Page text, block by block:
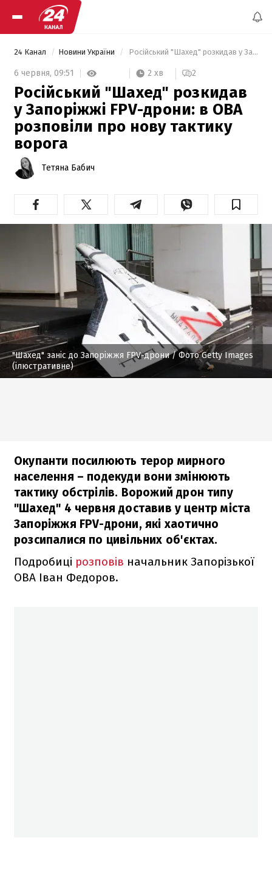
24 Канал Новини України Російський "Шахед" розкидав у Запоріжжі FPV-дрони: в ОВА розповіли про нову тактику ворога
6 червня, 09:51 2 хв 2
Російський "Шахед" розкидав
у Запоріжжі FPV-дрони: в ОВА
розповіли про нову тактику
ворога
Тетяна Бабич
"Шахед" заніс до Запоріжжя FPV-дрони/ Фото Getty Images
(ілюстративне)
Окупанти посилюють терор мирного
населення – подекуди вони змінюють
тактику обстрілів. Ворожий дрон типу
"Шахед" 4 червня доставив у центр міста
Запоріжжя FPV-дрони, які хаотично
розсипалися по цивільних об'єктах.
Подробиці розповів начальник Запорізької
ОВА Іван Федоров.